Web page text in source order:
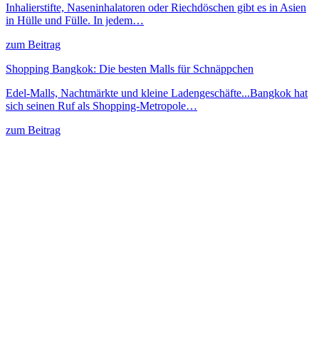
Inhalierstifte, Naseninhalatoren oder Riechdöschen gibt es in Asien
in Hülle und Fülle. In jedem…
zum Beitrag
Shopping Bangkok: Die besten Malls für Schnäppchen
Edel-Malls, Nachtmärkte und kleine Ladengeschäfte...Bangkok hat
sich seinen Ruf als Shopping-Metropole…
zum Beitrag